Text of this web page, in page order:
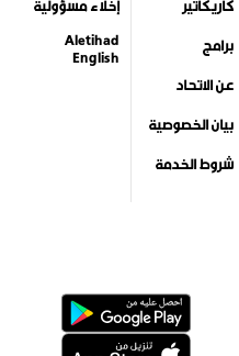
كاريكاتير
برامج
عن الاتحاد
بيان الخصوصية
شروط الخدمة
إخلاء مسؤولية
Aletihad
English